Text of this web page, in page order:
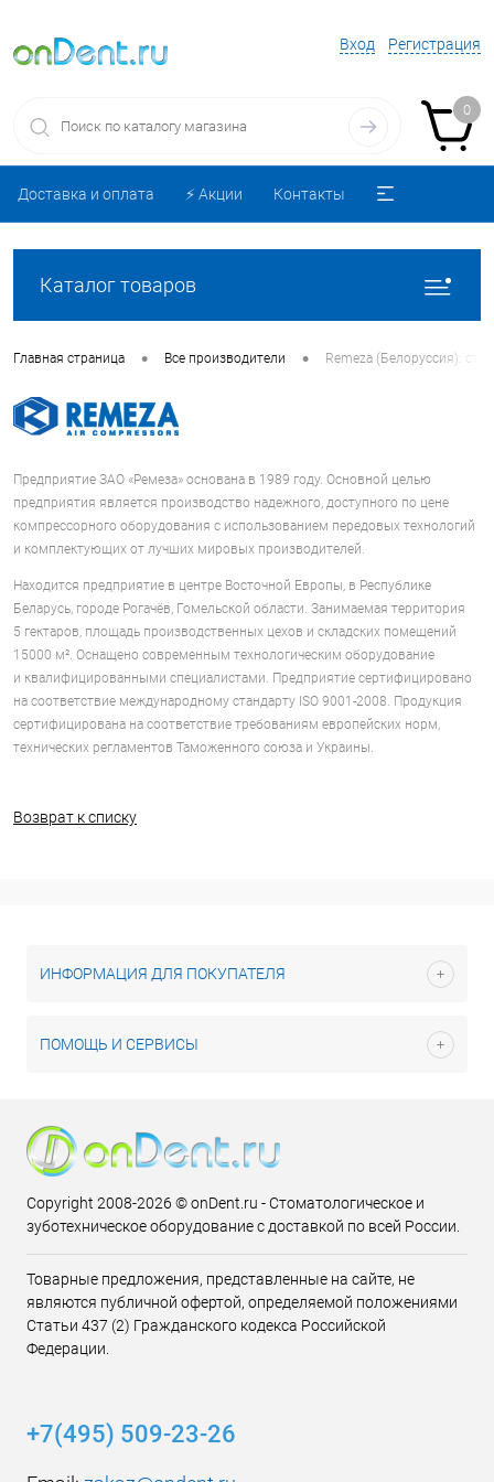
Вход Регистрация
0
Доставка и оплата ⚡️ Акции Контакты
Каталог товаров
Главная страница • Все производители • Remeza (Белоруссия):
Предприятие ЗАО «Ремеза» основана в 1989 году. Основной целью
предприятия является производство надежного, доступного по цене
компрессорного оборудования с использованием передовых технологий
и комплектующих от лучших мировых производителей.
Находится предприятие в центре Восточной Европы, в Республике
Беларусь, городе Рогачёв, Гомельской области. Занимаемая территория
5 гектаров, площадь производственных цехов и складских помещений
15000 м². Оснащено современным технологическим оборудование
и квалифицированными специалистами. Предприятие сертифицировано
на соответствие международному стандарту ISO 9001-2008. Продукция
сертифицирована на соответствие требованиям европейских норм,
технических регламентов Таможенного союза и Украины.
Возврат к списку
ИНФОРМАЦИЯ ДЛЯ ПОКУПАТЕЛЯ
ПОМОЩЬ И СЕРВИСЫ
Copyright 2008-2026 © onDent.ru - Стоматологическое и
зуботехническое оборудование с доставкой по всей России.
Товарные предложения, представленные на сайте, не
являются публичной офертой, определяемой положениями
Статьи 437 (2) Гражданского кодекса Российской
Федерации.
+7(495) 509-23-26